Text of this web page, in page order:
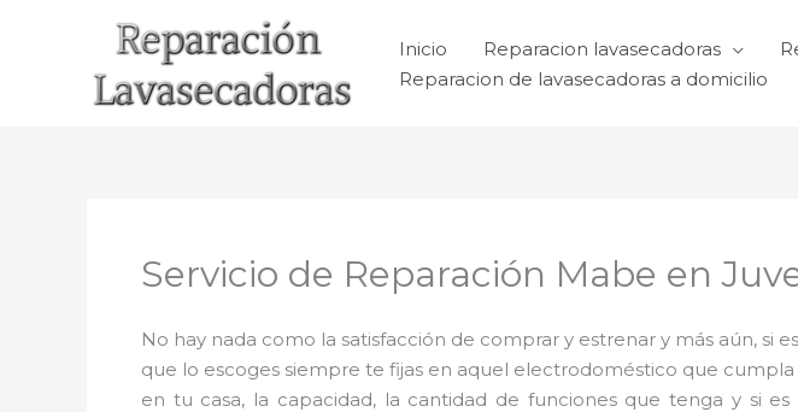
Inicio Reparacion lavasecadoras
Reparacion de lavasecadoras a domicilio
Servicio de Reparación Mabe en
No hay nada como la satisfacción de comprar y estrenar y más aún,
que lo escoges siempre te fijas en aquel electrodoméstico que
en tu casa, la capacidad, la cantidad de funciones que tenga y si